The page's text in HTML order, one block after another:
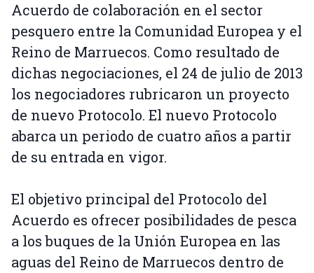
Acuerdo de colaboración en el sector
pesquero entre la Comunidad Europea y el
Reino de Marruecos. Como resultado de
dichas negociaciones, el 24 de julio de 2013
los negociadores rubricaron un proyecto
de nuevo Protocolo. El nuevo Protocolo
abarca un periodo de cuatro años a partir
de su entrada en vigor.
El objetivo principal del Protocolo del
Acuerdo es ofrecer posibilidades de pesca
a los buques de la Unión Europea en las
aguas del Reino de Marruecos dentro de